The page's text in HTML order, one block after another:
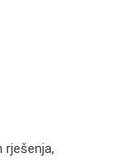
rješenja,